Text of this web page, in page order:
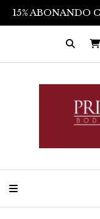
15% ABONANDO